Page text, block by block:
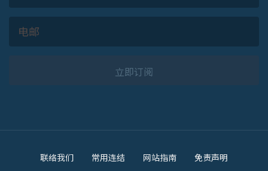
立即订阅
联络我们 常用连结 网站指南 免责声明